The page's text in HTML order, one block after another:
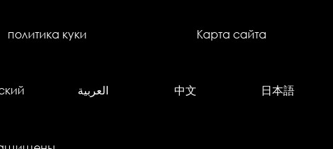
политика куки Карта сайта
العربية 中文 日本語